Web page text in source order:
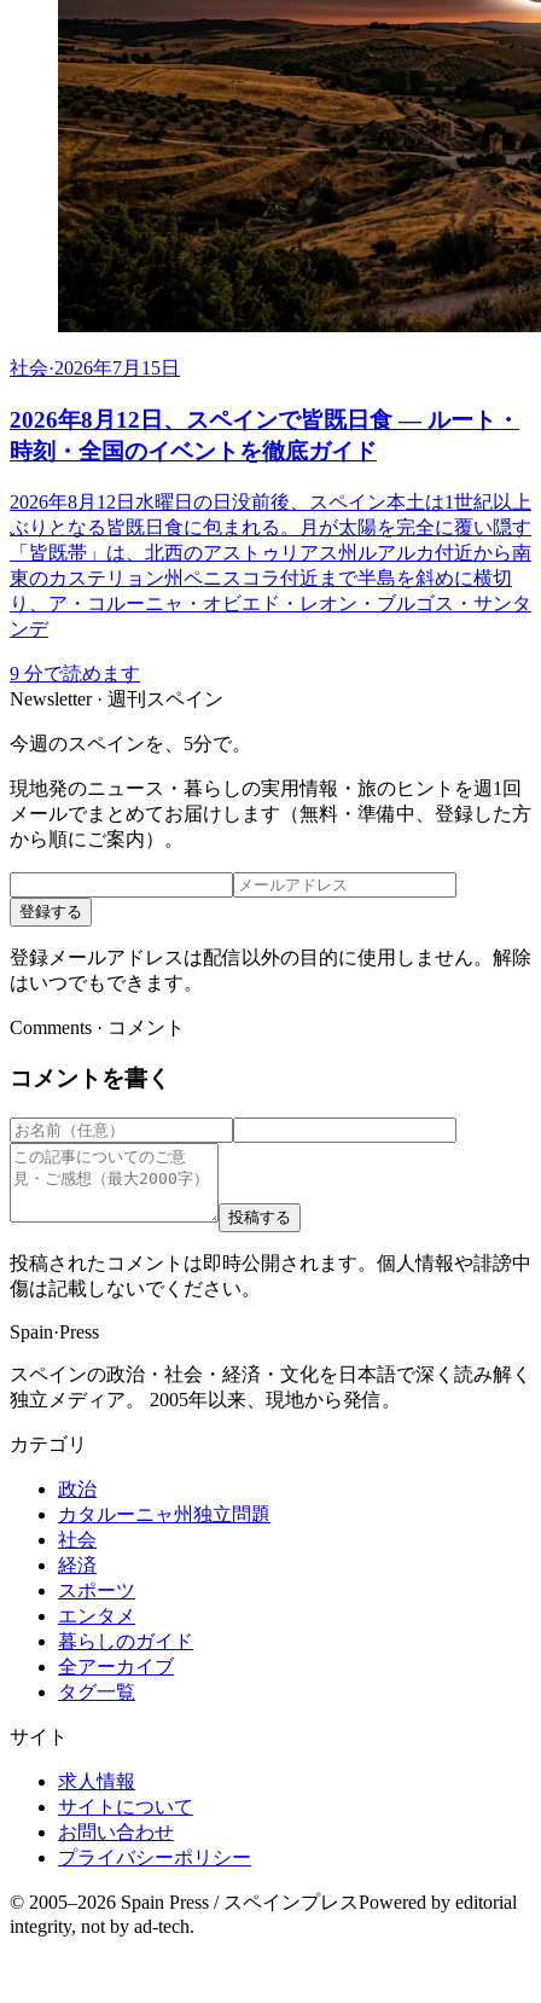
社会·2026年7月15日
2026年8月12日、スペインで皆既日食 ― ルート・
時刻・全国のイベントを徹底ガイド
2026年8月12日水曜日の日没前後、スペイン本土は1世紀以上
ぶりとなる皆既日食に包まれる。月が太陽を完全に覆い隠す
「皆既帯」は、北西のアストゥリアス州ルアルカ付近から南
東のカステリョン州ペニスコラ付近まで半島を斜めに横切
り、ア・コルーニャ・オビエド・レオン・ブルゴス・サンタ
ンデ
9 分で読めます
Newsletter · 週刊スペイン
今週のスペインを、5分で。
現地発のニュース・暮らしの実用情報・旅のヒントを週1回
メールでまとめてお届けします（無料・準備中、登録した方
から順にご案内）。
登録する
登録メールアドレスは配信以外の目的に使用しません。解除
はいつでもできます。
Comments · コメント
コメントを書く
投稿する
投稿されたコメントは即時公開されます。個人情報や誹謗中
傷は記載しないでください。
Spain·Press
スペインの政治・社会・経済・文化を日本語で深く読み解く
独立メディア。 2005年以来、現地から発信。
カテゴリ
政治
カタルーニャ州独立問題
社会
経済
スポーツ
エンタメ
暮らしのガイド
全アーカイブ
タグ一覧
サイト
求人情報
サイトについて
お問い合わせ
プライバシーポリシー
© 2005–2026 Spain Press / スペインプレスPowered by editorial
integrity, not by ad-tech.